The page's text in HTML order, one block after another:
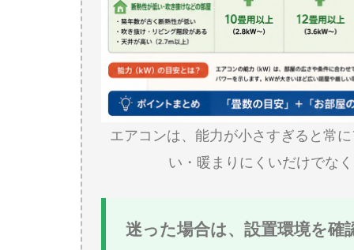
エアコンは、能力が小さすぎると常
い・暖まりにくいだけでな
迷った場合は、設置環境を